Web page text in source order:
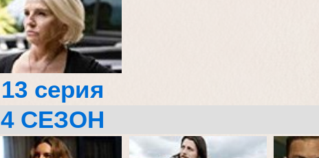
13 серия
4 СЕЗОН